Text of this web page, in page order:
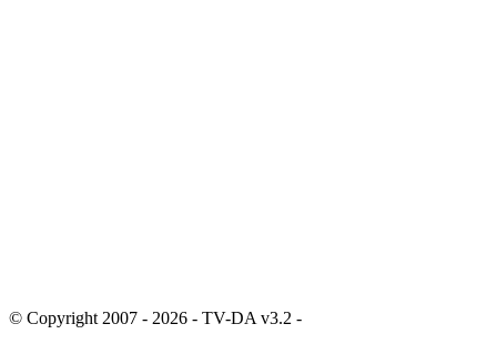
© Copyright 2007 - 2026 - TV-DA v3.2 -